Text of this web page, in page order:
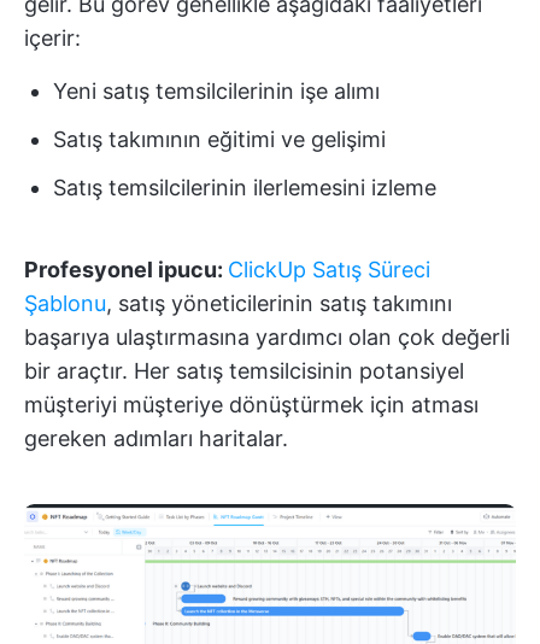
içerir:
Yeni satış temsilcilerinin işe alımı
Satış takımının eğitimi ve gelişimi
Satış temsilcilerinin ilerlemesini izleme
Profesyonel ipucu: ClickUp Satış Süreci
Şablonu, satış yöneticilerinin satış takımını
başarıya ulaştırmasına yardımcı olan çok değerli
bir araçtır. Her satış temsilcisinin potansiyel
müşteriyi müşteriye dönüştürmek için atması
gereken adımları haritalar.